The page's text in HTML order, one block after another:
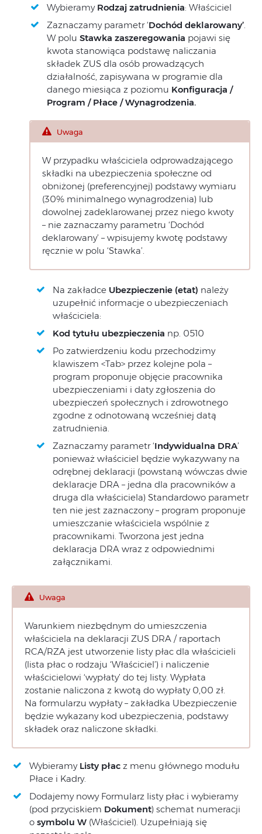
Wybieramy Rodzaj zatrudnienia: Właściciel
Zaznaczamy parametr ‘Dochód deklarowany’.
W polu Stawka zaszeregowania pojawi się
kwota stanowiąca podstawę naliczania
składek ZUS dla osób prowadzących
działalność, zapisywana w programie dla
danego miesiąca z poziomu Konfiguracja /
Program / Płace / Wynagrodzenia.
Uwaga
W przypadku właściciela odprowadzającego
składki na ubezpieczenia społeczne od
obniżonej (preferencyjnej) podstawy wymiaru
(30% minimalnego wynagrodzenia) lub
dowolnej zadeklarowanej przez niego kwoty
– nie zaznaczamy parametru ‘Dochód
deklarowany’ – wpisujemy kwotę podstawy
ręcznie w polu ‘Stawka’.
Na zakładce Ubezpieczenie (etat) należy
uzupełnić informacje o ubezpieczeniach
właściciela:
Kod tytułu ubezpieczenia np. 0510
Po zatwierdzeniu kodu przechodzimy
klawiszem <Tab> przez kolejne pola –
program proponuje objęcie pracownika
ubezpieczeniami i daty zgłoszenia do
ubezpieczeń społecznych i zdrowotnego
zgodne z odnotowaną wcześniej datą
zatrudnienia.
Zaznaczamy parametr ‘Indywidualna DRA’
ponieważ właściciel będzie wykazywany na
odrębnej deklaracji (powstaną wówczas dwie
deklaracje DRA – jedna dla pracowników a
druga dla właściciela) Standardowo parametr
ten nie jest zaznaczony – program proponuje
umieszczanie właściciela wspólnie z
pracownikami. Tworzona jest jedna
deklaracja DRA wraz z odpowiednimi
załącznikami.
Uwaga
Warunkiem niezbędnym do umieszczenia
właściciela na deklaracji ZUS DRA / raportach
RCA/RZA jest utworzenie listy płac dla właścicieli
(lista płac o rodzaju ‘Właściciel’) i naliczenie
właścicielowi ‘wypłaty’ do tej listy. Wypłata
zostanie naliczona z kwotą do wypłaty 0,00 zł.
Na formularzu wypłaty – zakładka Ubezpieczenie
będzie wykazany kod ubezpieczenia, podstawy
składek oraz naliczone składki.
Wybieramy Listy płac z menu głównego modułu
Płace i Kadry.
Dodajemy nowy Formularz listy płac i wybieramy
(pod przyciskiem Dokument) schemat numeracji
o symbolu W (Właściciel). Uzupełniają się